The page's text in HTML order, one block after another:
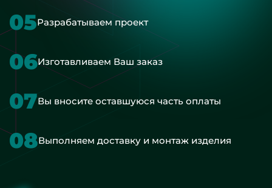
05Разрабатываем проект
06Изготавливаем Ваш заказ
07Вы вносите оставшуюся часть оплаты
08Выполняем доставку и монтаж изделия